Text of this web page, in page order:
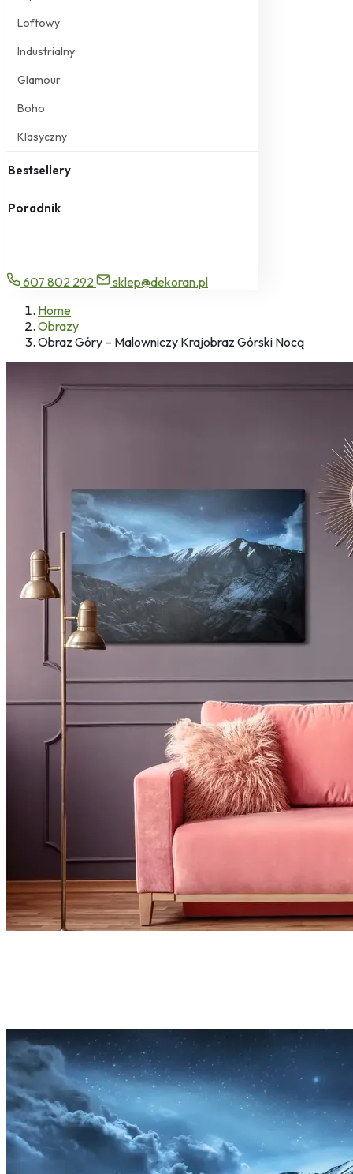
Loftowy
Industrialny
Glamour
Boho
Klasyczny
Bestsellery
Poradnik
607 802 292
sklep@dekoran.pl
Home
Obrazy
Obraz Góry – Malowniczy Krajobraz Górski Nocą